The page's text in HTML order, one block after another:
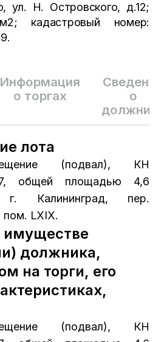
Информация
о торгах
Сведения
о
лота
(подвал), КН
общей площадью 4,6
Калининград, пер.
пом. LXIX.
имуществе
должника,
на торги, его
(подвал), КН
ул. Н. Островского, д.12;
кадастровый номер: